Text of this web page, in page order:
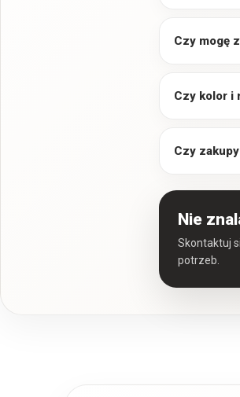
Czy mogę
Czy kolor i
Czy
Nie
Skontaktuj
potrzeb.